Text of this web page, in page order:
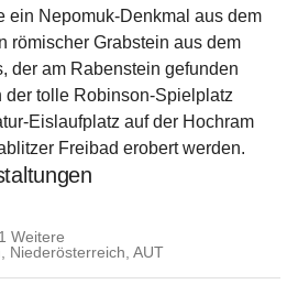
ein Nepomuk-Denkmal aus dem
römischer Grabstein aus dem
der am Rabenstein gefunden
der tolle Robinson-Spielplatz
Eislaufplatz auf der Hochram
Freibad erobert werden.
Weitere
Niederösterreich, AUT